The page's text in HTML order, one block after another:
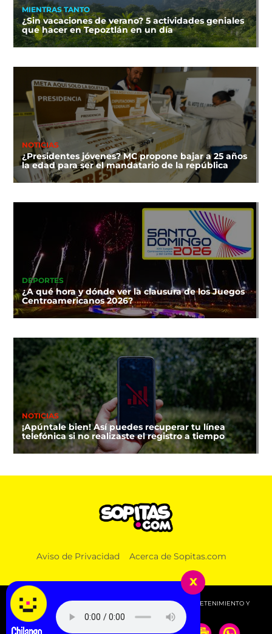
MIENTRAS TANTO
¿Sin vacaciones de verano? 5 actividades geniales
que hacer en Tepoztlán en un día
NOTICIAS
¿Presidentes jóvenes? MC propone bajar a 25 años
la edad para ser el mandatario de la república
DEPORTES
¿A qué hora y dónde ver la clausura de los Juegos
Centroamericanos 2026?
NOTICIAS
¡Apúntale bien! Así puedes recuperar tu línea
telefónica si no realizaste el registro a tiempo
Aviso de Privacidad Acerca de Sopitas.com
© 2026 SOPITAS.COM - MÚSICA, NOTICIAS, DEPORTES, ENTRETENIMIENTO Y
MÁS!.
x